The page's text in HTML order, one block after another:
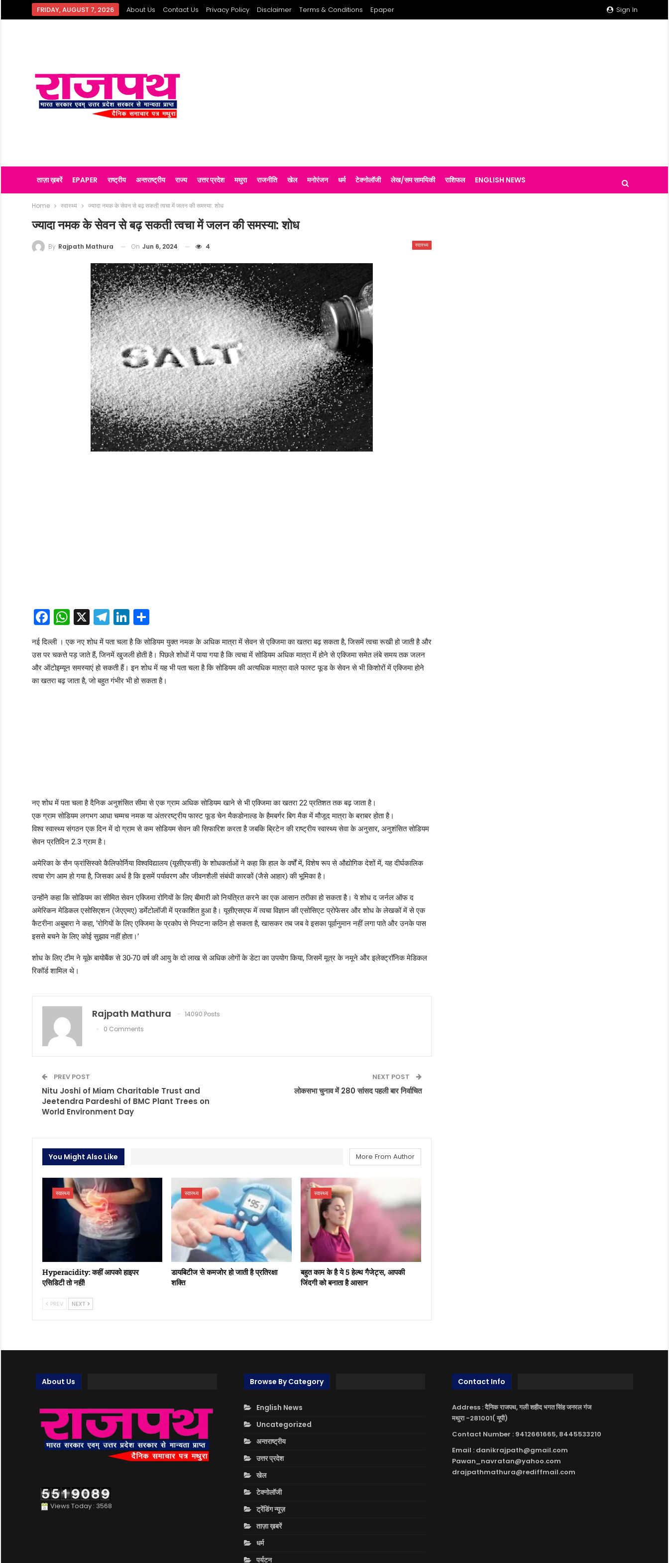
Sign In
FRIDAY, AUGUST 7, 2026 About Us Contact Us Privacy Policy Disclaimer Terms & Conditions Epaper
ताज़ा ख़बरें EPAPER राष्ट्रीय अन्तराष्ट्रीय राज्य उत्तर प्रदेश मथुरा राजनीति खेल मनोरंजन धर्म टेक्नोलॉजी लेख/सम सामयिकी राशिफल ENGLISH NEWS
Home स्वास्थ्य ज्यादा नमक के सेवन से बढ़ सकती त्वचा में जलन की समस्या: शोध
ज्यादा नमक के सेवन से बढ़ सकती त्वचा में जलन की समस्या: शोध
स्वास्थ्य
By Rajpath Mathura On Jun 6, 2024 4
Facebook
WhatsApp
X Telegram
LinkedIn
Share
नई दिल्ली । एक नए शोध में पता चला है कि सोडियम युक्त नमक के अधिक मात्रा में सेवन से एक्जिमा का खतरा बढ़ सकता है, जिसमें त्वचा रूखी हो जाती है और
उस पर चकत्ते पड़ जाते हैं, जिनमें खुजली होती है। पिछले शोधों में पाया गया है कि त्वचा में सोडियम अधिक मात्रा में होने से एक्जिमा समेत लंबे समय तक जलन
और ऑटोइम्यून समस्याएं हो सकती हैं। इन शोध में यह भी पता चला है कि सोडियम की अत्यधिक मात्रा वाले फास्ट फूड के सेवन से भी किशोरों में एक्जिमा होने
का खतरा बढ़ जाता है, जो बहुत गंभीर भी हो सकता है।
नए शोध में पता चला है दैनिक अनुशंसित सीमा से एक ग्राम अधिक सोडियम खाने से भी एक्जिमा का खतरा 22 प्रतिशत तक बढ़ जाता है।
एक ग्राम सोडियम लगभग आधा चम्मच नमक या अंतररष्ट्रीय फास्ट फूड चेन मैकडोनाल्ड के हैमबर्गर बिग मैक में मौजूद मात्रा के बराबर होता है।
विश्व स्वास्थ्य संगठन एक दिन में दो ग्राम से कम सोडियम सेवन की सिफारिश करता है जबकि ब्रिटेन की राष्ट्रीय स्वास्थ्य सेवा के अनुसार, अनुशंसित सोडियम
सेवन प्रतिदिन 2.3 ग्राम है।
अमेरिका के सैन फ्रांसिस्को कैलिफोर्निया विश्वविद्यालय (यूसीएफसी) के शोधकर्ताओं ने कहा कि हाल के वर्षों में, विशेष रूप से औद्योगिक देशों में, यह दीर्घकालिक
त्वचा रोग आम हो गया है, जिसका अर्थ है कि इसमें पर्यावरण और जीवनशैली संबंधी कारकों (जैसे आहार) की भूमिका है।
उन्होंने कहा कि सोडियम का सीमित सेवन एक्जिमा रोगियों के लिए बीमारी को नियंत्रित करने का एक आसान तरीका हो सकता है। ये शोध द जर्नल ऑफ द
अमेरिकन मेडिकल एसोसिएशन (जेएएमए) डर्मेटोलॉजी में प्रकाशित हुआ है। यूसीएसएफ में त्वचा विज्ञान की एसोसिएट प्रोफेसर और शोध के लेखकों में से एक
कैटरीना अबुबारा ने कहा, ‘रोगियों के लिए एक्जिमा के प्रकोप से निपटना कठिन हो सकता है, खासकर तब जब वे इसका पूर्वानुमान नहीं लगा पाते और उनके पास
इससे बचने के लिए कोई सुझाव नहीं होता।’
शोध के लिए टीम ने यूके बायोबैंक से 30-70 वर्ष की आयु के दो लाख से अधिक लोगों के डेटा का उपयोग किया, जिसमें मूत्र के नमूने और इलेक्ट्रॉनिक मेडिकल
रिकॉर्ड शामिल थे।
Rajpath Mathura
14090 Posts
0 Comments
PREV POST
Nitu Joshi of Miam Charitable Trust and
Jeetendra Pardeshi of BMC Plant Trees on
World Environment Day
NEXT POST
लोकसभा चुनाव में 280 सांसद पहली बार निर्वाचित
You Might Also Like More From Author
स्वास्थ्य
Hyperacidity: कहीं आपको हाइपर
एसिडिटी तो नहीं!
स्वास्थ्य
डायबिटीज से कमजोर हो जाती है प्रतिरक्षा
शक्ति
स्वास्थ्य
बहुत काम के है ये 5 हेल्थ गैजेट्स, आपकी
जिंदगी को बनाता है आसान
PREV NEXT
About Us
Views Today : 3568
Browse By Category
English News
Uncategorized
अन्तराष्ट्रीय
उत्तर प्रदेश
खेल
टेक्नोलॉजी
ट्रेंडिंग न्यूज़
ताज़ा ख़बरें
धर्म
पर्यटन
Contact Info
Address : दैनिक राजपथ, गली शहीद भगत सिंह जनरल गंज
मथुरा -281001( यूपी)
Contact Number : 9412661665, 8445533210
Email : danikrajpath@gmail.com
Pawan_navratan@yahoo.com
drajpathmathura@rediffmail.com